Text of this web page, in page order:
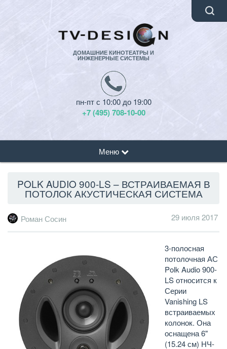
ДОМАШНИЕ КИНОТЕАТРЫ И
ИНЖЕНЕРНЫЕ СИСТЕМЫ
пн-пт с 10:00 до 19:00
+7 (495) 708-10-00
Меню
POLK AUDIO 900-LS – ВСТРАИВАЕМАЯ В
ПОТОЛОК АКУСТИЧЕСКАЯ СИСТЕМА
Роман Сосин 29 июля 2017
3-полосная
потолочная АС
Polk Audio 900-
LS относится к
Серии
Vanishing LS
встраиваемых
колонок. Она
оснащена 6"
(15.24 см) НЧ-